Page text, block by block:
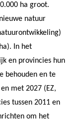
ha groot.
natuur
In het
en provincies hun
behouden en te
met 2027 (EZ,
tussen 2011 en
om het